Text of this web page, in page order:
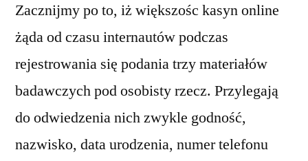
Zacznijmy po to, iż większośc kasyn online
żąda od czasu internautów podczas
rejestrowania się podania trzy materiałów
badawczych pod osobisty rzecz. Przylegają
do odwiedzenia nich zwykle godność,
nazwisko, data urodzenia, numer telefonu